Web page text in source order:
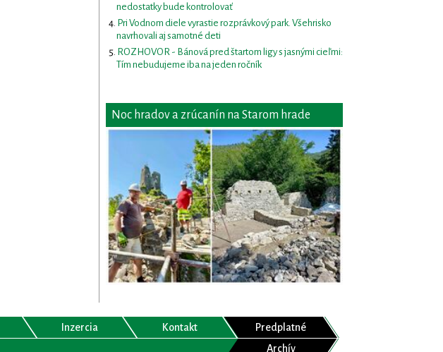
nedostatky bude kontrolovať
Pri Vodnom diele vyrastie rozprávkový park. Všehrisko
navrhovali aj samotné deti
ROZHOVOR - Bánová pred štartom ligy s jasnými cieľmi:
Tím nebudujeme iba na jeden ročník
Noc hradov a zrúcanín na Starom hrade
Inzercia Kontakt
Predplatné
Archív